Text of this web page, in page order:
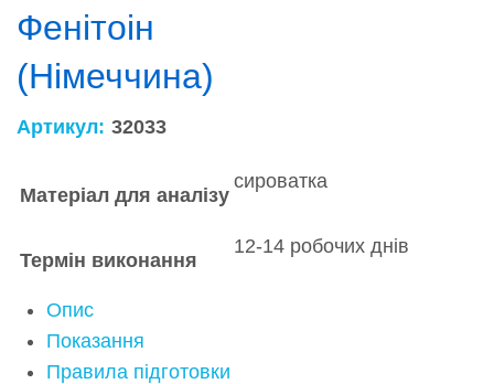
Фенітоін
(Німеччина)
Артикул: 32033
Матеріал для аналізу
сироватка
Термін виконання
12-14 робочих днів
Опис
Показання
Правила підготовки